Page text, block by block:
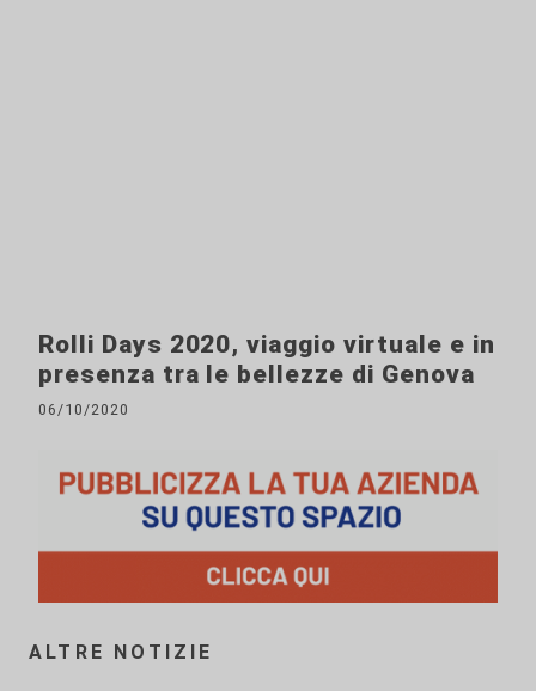
Rolli Days 2020, viaggio virtuale e in
presenza tra le bellezze di Genova
06/10/2020
ALTRE NOTIZIE